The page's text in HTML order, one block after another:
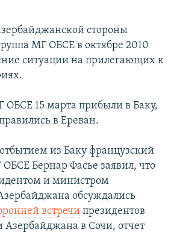
стороны
МГ ОБСЕ в октябре 2010
ситуации на прилегающих к
ОБСЕ 15 марта прибыли в Баку,
в Ереван.
из Баку французский
ОБСЕ Бернар Фасье заявил, что
и министром
обсуждались
встречи президентов
в Сочи, отчет